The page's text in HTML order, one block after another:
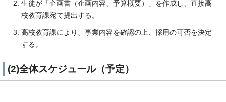
生徒が「企画書（企画内容、予算概要）」を作成し、直接高
校教育課宛て提出する。
高校教育課により、事業内容を確認の上、採用の可否を決定
する。
(2)全体スケジュール（予定）